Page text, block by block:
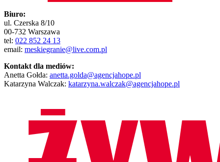
Biuro:
ul. Czerska 8/10
00-732 Warszawa
tel: 022 852 24 13
email: meskiegranie@live.com.pl
Kontakt dla mediów:
Anetta Gołda: anetta.golda@agencjahope.pl
Katarzyna Walczak: katarzyna.walczak@agencjahope.pl